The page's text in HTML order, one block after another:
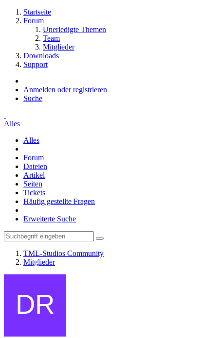
Startseite
Forum
Unerledigte Themen
Team
Mitglieder
Downloads
Support
Anmelden oder registrieren
Suche
Alles
Alles
Forum
Dateien
Artikel
Seiten
Tickets
Häufig gestellte Fragen
Erweiterte Suche
TML-Studios Community
Mitglieder